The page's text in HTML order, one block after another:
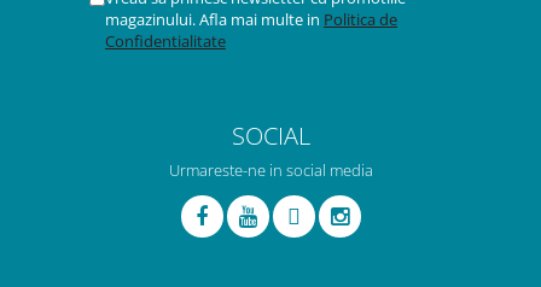
magazinului. Afla mai multe in Politica de
Confidentialitate
SOCIAL
Urmareste-ne in social media